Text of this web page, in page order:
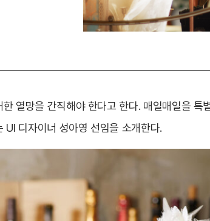
열망을 간직해야 한다고 한다. 매일매일을 특
UI 디자이너 성아영 선임을 소개한다.